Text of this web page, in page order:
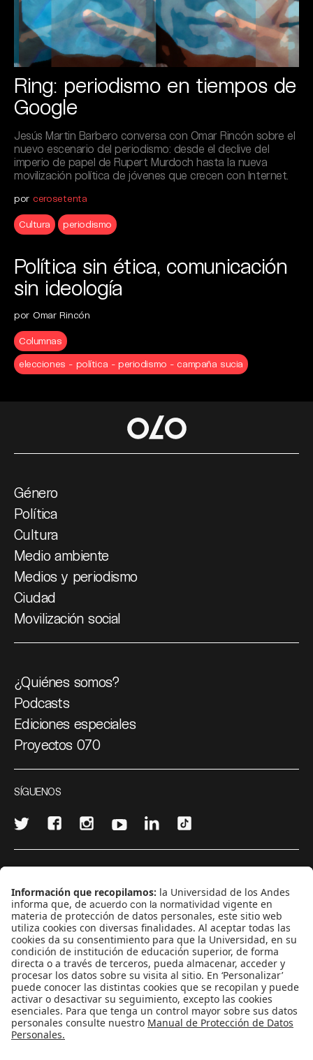
Ring: periodismo en tiempos de
Google
Jesús Martin Barbero conversa con Omar Rincón sobre el
nuevo escenario del periodismo: desde el declive del
imperio de papel de Rupert Murdoch hasta la nueva
movilización política de jóvenes que crecen con Internet.
por cerosetenta
Cultura periodismo
Política sin ética, comunicación
sin ideología
por Omar Rincón
Columnas
elecciones - política - periodismo - campaña sucia
Género
Política
Cultura
Medio ambiente
Medios y periodismo
Ciudad
Movilización social
¿Quiénes somos?
Podcasts
Ediciones especiales
Proyectos 070
SÍGUENOS
CONTÁCTANOS
cerosetenta@uniandes.edu.co
BOGOTÁ, COLOMBIA
NEWSLETTER